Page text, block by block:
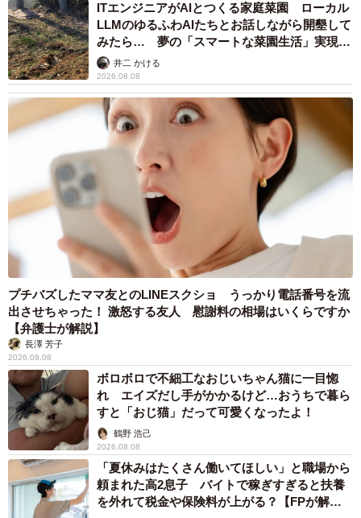
ITエンジニアがAIとつくる家庭菜園 ローカル
LLMのゆるふわAIたちとお話しながら開墾して
みたら… 夢の「スマートな菜園生活」実現な
るか井二 かける
2026.08.08
プチバズしたママ友とのLINEスクショ うっかり電話番号を流
出させちゃった！ 激怒する友人 慰謝料の相場はいくらですか
【弁護士が解説】
長澤 芳子
2026.08.08
ボロボロで不細工なおじいちゃん猫に一目惚
れ エイズだし手がかかるけど…おうちで暮ら
すと「おじ猫」だって可愛くなったよ！
鶴野 浩己
2026.08.08
「夏休みはたくさん働いてほしい」と職場から
頼まれた高2息子 バイトで稼ぎすぎると扶養
を外れて税金や保険料が上がる？【FPが解